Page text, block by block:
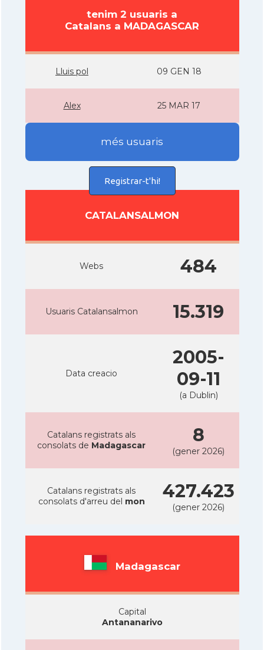
tenim 2 usuaris a
Catalans a MADAGASCAR
Lluis pol 09 GEN 18
Alex 25 MAR 17
més usuaris
Registrar-t'hi!
CATALANSALMON
Webs 484
Usuaris Catalansalmon 15.319
Data creacio
2005-
09-11
(a Dublin)
Catalans registrats als
consolats de Madagascar 8
(gener 2026)
Catalans registrats als
consolats d'arreu del mon 427.423
(gener 2026)
Madagascar
Capital
Antananarivo